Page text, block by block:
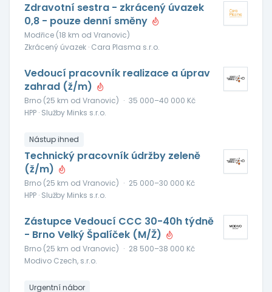
Zdravotní sestra - zkrácený úvazek
0,8 - pouze denní směny
Modřice (18 km od Vranovic)
Zkrácený úvazek · Cara Plasma s.r.o.
Vedoucí pracovník realizace a úprav
zahrad (ž/m)
Brno (25 km od Vranovic) · 35 000–40 000 Kč
HPP · Služby Minks s.r.o.
Nástup ihned
Technický pracovník údržby zeleně
(ž/m)
Brno (25 km od Vranovic) · 25 000–30 000 Kč
HPP · Služby Minks s.r.o.
Zástupce Vedoucí CCC 30-40h týdně
- Brno Velký Špalíček (M/Ž)
Brno (25 km od Vranovic) · 28 500–38 000 Kč
Modivo Czech, s.r.o.
Urgentní nábor